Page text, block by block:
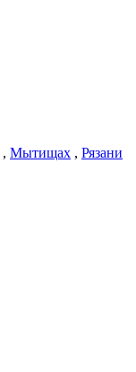
, Мытищах , Рязани